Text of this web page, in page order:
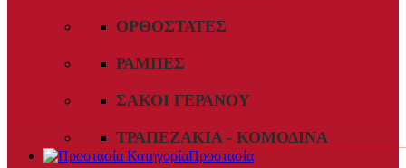
ΟΡΘΟΣΤΆΤΕΣ
ΡΆΜΠΕΣ
ΣΆΚΟΙ ΓΕΡΑΝΟΎ
ΤΡΑΠΕΖΆΚΙΑ - ΚΟΜΟΔΊΝΑ
Προστασία